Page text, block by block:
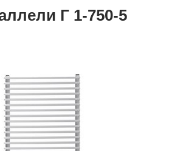
Г 1-750-5